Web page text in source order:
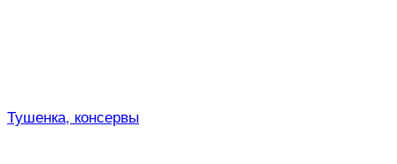
Тушенка, консервы